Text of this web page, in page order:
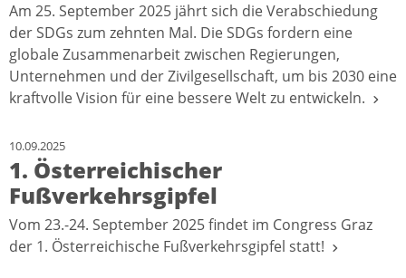
Am 25. September 2025 jährt sich die Verabschiedung
der SDGs zum zehnten Mal. Die SDGs fordern eine
globale Zusammenarbeit zwischen Regierungen,
Unternehmen und der Zivilgesellschaft, um bis 2030 eine
kraftvolle Vision für eine bessere Welt zu entwickeln.
10.09.2025
1. Österreichischer
Fußverkehrsgipfel
Vom 23.-24. September 2025 findet im Congress Graz
der 1. Österreichische Fußverkehrsgipfel statt!